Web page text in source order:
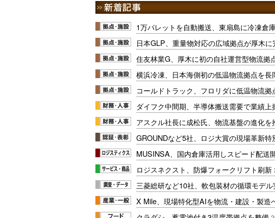
1万パレットを自動搬送、東扇島に冷凍倉
日本GLP、重量物対応の広域拠点が厚木に
住友林業G、厚木に初の自社運営型物流拠
横浜冷凍、日本海側初の低温物流拠点を長
コールドトラック、フロリダに低温物流拠
ダイフク中間期、半導体搬送需要で業績上
アスクル社長に成松氏、物流基盤の進化を
GROUNDなど5社、ロジ大賞の現場革新特
MUSINSA、国内倉庫活用しスピード配送
ロジスネクスト、防爆フォークリフト刷新
三菱総研など10社、軟包装材の循環モデル
X Mile、現場特化型AIを物流・建設・製造